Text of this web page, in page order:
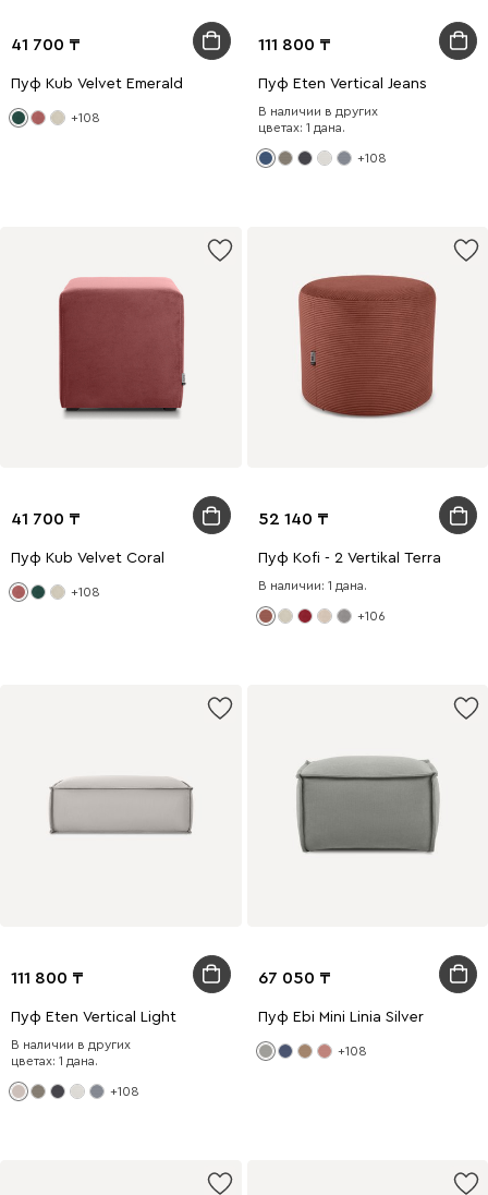
41 700
Пуф Kub Velvet Emerald
+108
111 800
Пуф Eten Vertical Jeans
В наличии в других
цветах: 1 дана.
+108
41 700
Пуф Kub Velvet Coral
+108
52 140
Пуф Kofi - 2 Vertikal Terra
В наличии: 1 дана.
+106
111 800
Пуф Eten Vertical Light
В наличии в других
цветах: 1 дана.
+108
67 050
Пуф Ebi Mini Linia Silver
+108